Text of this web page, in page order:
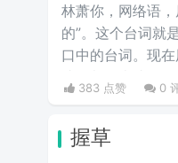
林萧你，网络语
的”。这个台词就
口中的台词。现
达，都是表达的
别人在对于某件
383 点赞 0
握草